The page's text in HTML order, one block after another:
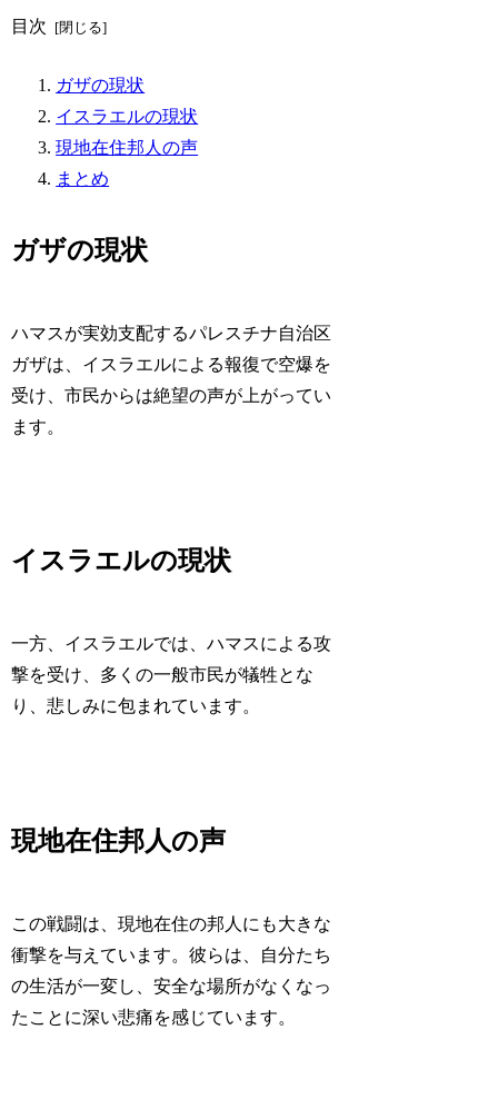
目次
ガザの現状
イスラエルの現状
現地在住邦人の声
まとめ
ガザの現状
ハマスが実効支配するパレスチナ自治区
ガザは、イスラエルによる報復で空爆を
受け、市民からは絶望の声が上がってい
ます。
イスラエルの現状
一方、イスラエルでは、ハマスによる攻
撃を受け、多くの一般市民が犠牲とな
り、悲しみに包まれています。
現地在住邦人の声
この戦闘は、現地在住の邦人にも大きな
衝撃を与えています。彼らは、自分たち
の生活が一変し、安全な場所がなくなっ
たことに深い悲痛を感じています。